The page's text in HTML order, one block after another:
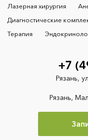
Лазерная хирургия
Диагностические
Терапия
+7
Рязань,
Рязань,